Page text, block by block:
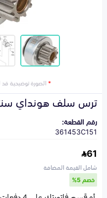
*الصورة توضيحية قد
ترس سلف هونداي سنتافي
رقم القطعة:
361453C151
61
شامل القيمة المضافة
خصم 5%